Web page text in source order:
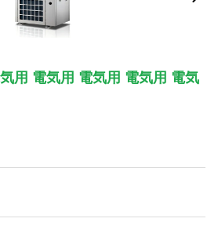
用 電気用 電気用 電気用 電気